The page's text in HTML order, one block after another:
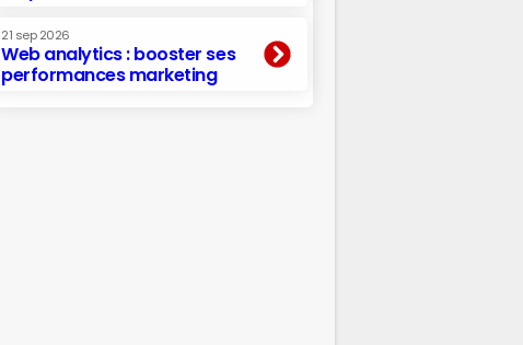
21 sep 2026
Web analytics : booster ses
performances marketing